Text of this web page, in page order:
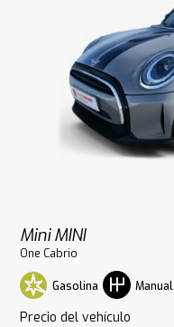
Mini MINI
One Cabrio
Gasolina Manual
Precio del vehículo